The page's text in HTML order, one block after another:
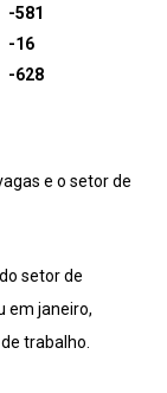
-581
-16
-628
e o setor de
setor de
em janeiro,
trabalho.